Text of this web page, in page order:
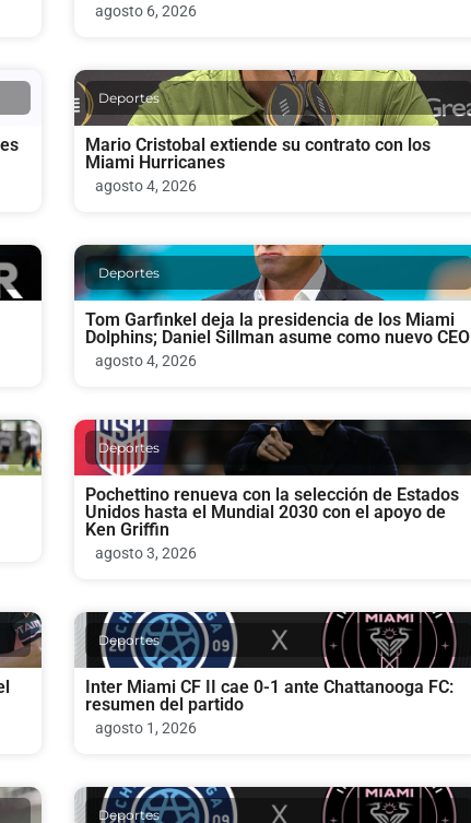
agosto 6, 2026
Deportes
Mario Cristobal extiende su contrato con los
Miami Hurricanes
agosto 4, 2026
Deportes
Tom Garfinkel deja la presidencia de los Miami
Dolphins; Daniel Sillman asume como nuevo CEO
agosto 4, 2026
Deportes
Pochettino renueva con la selección de Estados
Unidos hasta el Mundial 2030 con el apoyo de
Ken Griffin
agosto 3, 2026
Deportes
Inter Miami CF II cae 0-1 ante Chattanooga FC:
resumen del partido
agosto 1, 2026
Deportes